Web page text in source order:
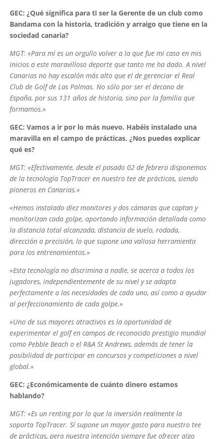
GEC: ¿Qué significa para ti ser la Gerente de un club como
Bandama con la historia, tradición y arraigo que tiene en la
sociedad canaria?
MGT: «Para mí es un orgullo volver a la que fue mi casa en mis
inicios a este maravilloso deporte que tanto me ha dado. A nivel
Canarias no hay escalón más alto que el de gerenciar el Real
Club de Golf de Las Palmas. No sólo por ser el decano de
España, por sus 131 años de historia, sino por la familia que
formamos.»
GEC: Vamos a ir por lo más nuevo. Habéis instalado una
maravilla en el campo de prácticas. ¿Nos puedes explicar
qué es?
MGT: «Efectivamente, desde el pasado 02 de febrero disponemos
de la tecnología TopTracer en nuestro tee de prácticas, siendo
pioneros en Canarias.»
«Hemos instalado diez monitores y dos cámaras que captan y
monitorizan cada golpe, aportando información detallada como
la distancia total alcanzada, distancia de vuelo, rodada,
dirección o precisión, lo que supone una valiosa herramienta
para los entrenamientos.»
«Esta tecnología no discrimina a nadie, se acerca a todos los
jugadores, independientemente de su nivel y se adapta
perfectamente a las necesidades de cada uno, así como a ayudar
al perfeccionamiento de cada golpe.»
«Uno de sus mayores atractivos es la oportunidad de
experimentar el golf en campos de reconocido prestigio mundial
como Pebble Beach o el R&A St Andrews, además de tener la
posibilidad de participar en concursos y competiciones a nivel
global.»
GEC: ¿Económicamente de cuánto dinero estamos
hablando?
MGT: «Es un renting por lo que la inversión realmente la
soporta TopTracer. Sí supone un mayor gasto para nuestro tee
de prácticas, pero nuestra intención siempre fue ofrecer algo